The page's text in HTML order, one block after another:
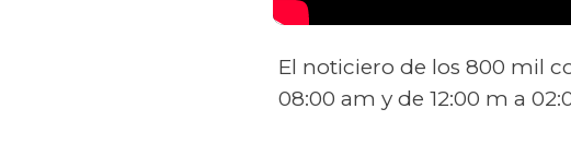
El noticiero de los 800 mil
08:00 am y de 12:00 m a